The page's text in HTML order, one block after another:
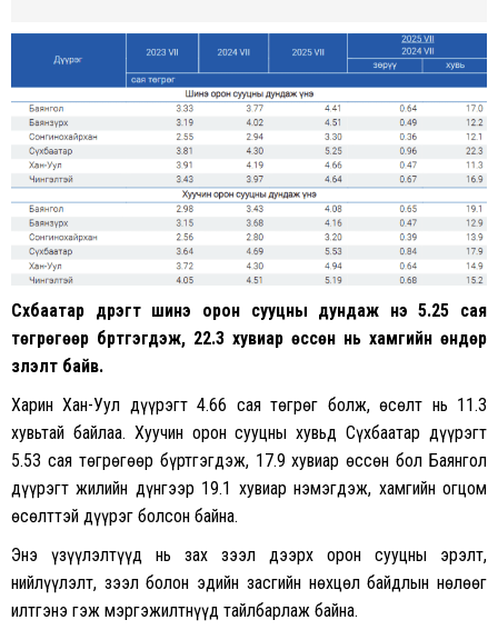
Сүхбаатар дүүрэгт шинэ орон сууцны дундаж үнэ 5.25 сая
төгрөгөөр бүртгэгдэж, 22.3 хувиар өссөн нь хамгийн өндөр
үзүүлэлт байв.
Харин Хан-Уул дүүрэгт 4.66 сая төгрөг болж, өсөлт нь 11.3
хувьтай байлаа. Хуучин орон сууцны хувьд Сүхбаатар дүүрэгт
5.53 сая төгрөгөөр бүртгэгдэж, 17.9 хувиар өссөн бол Баянгол
дүүрэгт жилийн дүнгээр 19.1 хувиар нэмэгдэж, хамгийн огцом
өсөлттэй дүүрэг болсон байна.
Энэ үзүүлэлтүүд нь зах зээл дээрх орон сууцны эрэлт,
нийлүүлэлт, зээл болон эдийн засгийн нөхцөл байдлын нөлөөг
илтгэнэ гэж мэргэжилтнүүд тайлбарлаж байна.